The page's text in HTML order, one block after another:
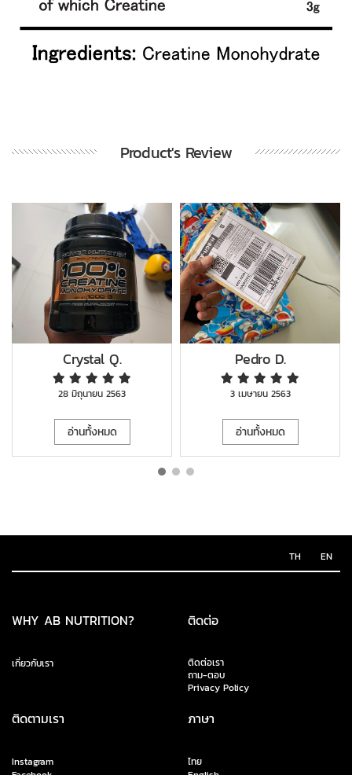
Product's Review
Crystal Q.
28 มิถุนายน 2563
อ่านทั้งหมด
Pedro D.
3 เมษายน 2563
อ่านทั้งหมด
TH EN
WHY AB NUTRITION?
เกี่ยวกับเรา
ติดต่อ
ติดต่อเรา
ถาม-ตอบ
Privacy Policy
ติดตามเรา
Instagram
ภาษา
ไทย